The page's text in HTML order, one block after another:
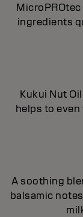
ingredients
Kukui Nut
helps to
A soothing
balsamic